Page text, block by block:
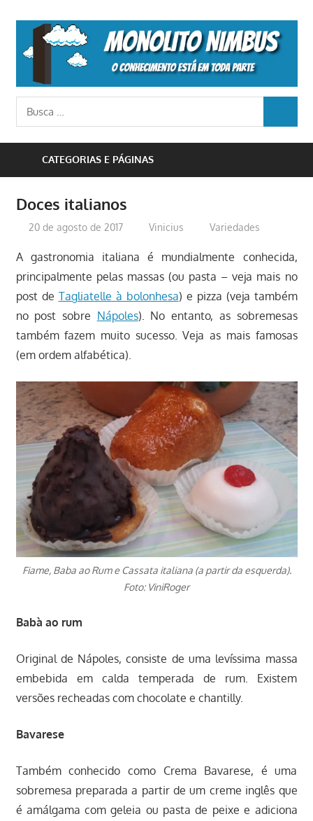
content
o
conhecimento
Busca
para:
CATEGORIAS E PÁGINAS
Doces italianos
20 de agosto de 2017 Vinicius Variedades
A gastronomia italiana é mundialmente conhecida,
principalmente pelas massas (ou pasta – veja mais no
post de Tagliatelle à bolonhesa) e pizza (veja também
no post sobre Nápoles). No entanto, as sobremesas
também fazem muito sucesso. Veja as mais famosas
(em ordem alfabética).
Fiame, Baba ao Rum e Cassata italiana (a partir da esquerda).
Foto: ViniRoger
Babà ao rum
Original de Nápoles, consiste de uma levíssima massa
embebida em calda temperada de rum. Existem
versões recheadas com chocolate e chantilly.
Bavarese
Também conhecido como Crema Bavarese, é uma
sobremesa preparada a partir de um creme inglês que
é amálgama com geleia ou pasta de peixe e adiciona